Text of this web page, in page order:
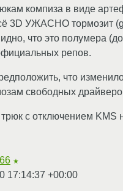
компиза в виде
3D УЖАСНО тормозит
что это полумера
репов.
что
свободных
с отключением KMS
★
17:14:37 +00:00